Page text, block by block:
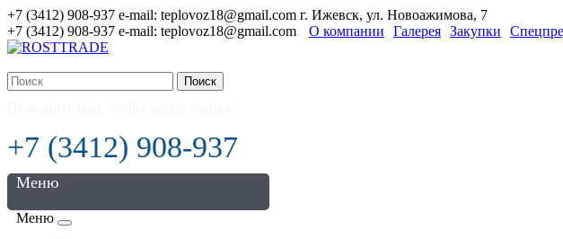
+7 (3412) 908-937 e-mail: teplovoz18@gmail.com г. Ижевск, ул. Новоажимова, 7
+7 (3412) 908-937 e-mail: teplovoz18@gmail.com
О компании Галерея Закупки
Поиск
+7 (3412) 908-937
Меню
Меню